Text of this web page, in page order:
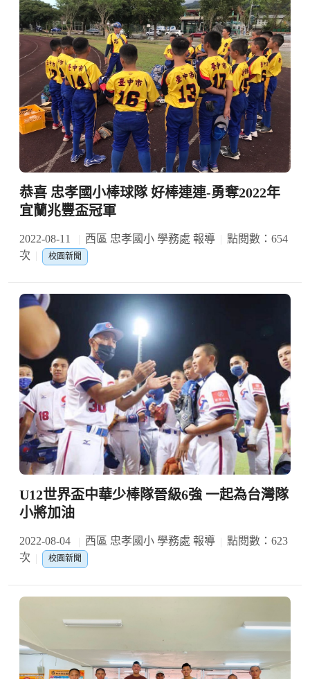
恭喜 忠孝國小棒球隊 好棒連連-勇奪2022年
宜蘭兆豐盃冠軍
2022-08-11 西區 忠孝國小 學務處 報導
點閱數：654
次
校園新聞
U12世界盃中華少棒隊晉級6強 一起為台灣隊
小將加油
2022-08-04 西區 忠孝國小 學務處 報導
點閱數：623
次
校園新聞